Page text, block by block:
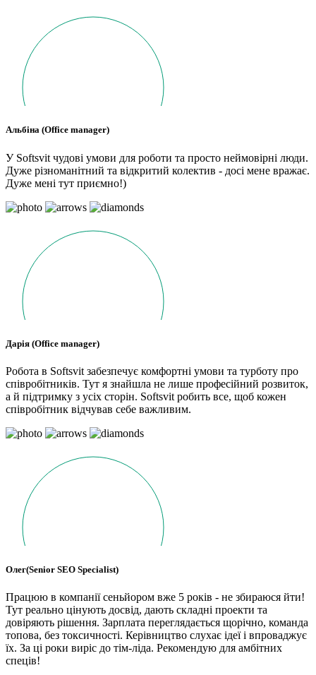
Альбіна (Office manager)
У Softsvit чудові умови для роботи та просто неймовірні люди.
Дуже різноманітний та відкритий колектив - досі мене вражає.
Дуже мені тут приємно!)
Дарія (Office manager)
Робота в Softsvit забезпечує комфортні умови та турботу про
співробітників. Тут я знайшла не лише професійний розвиток,
а й підтримку з усіх сторін. Softsvit робить все, щоб кожен
співробітник відчував себе важливим.
Олег(Senior SEO Specialist)
Працюю в компанії сеньйором вже 5 років - не збираюся йти!
Тут реально цінують досвід, дають складні проекти та
довіряють рішення. Зарплата переглядається щорічно, команда
топова, без токсичності. Керівництво слухає ідеї і впроваджує
їх. За ці роки виріс до тім-ліда. Рекомендую для амбітних
спеців!